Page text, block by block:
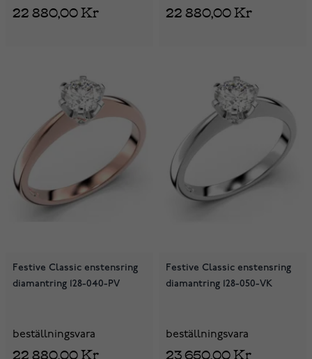
22 880,00 Kr 22 880,00 Kr
Festive Classic enstensring
diamantring 128-040-PV
beställningsvara
22 880,00 Kr
Festive Classic enstensring
diamantring 128-050-VK
beställningsvara
23 650,00 Kr